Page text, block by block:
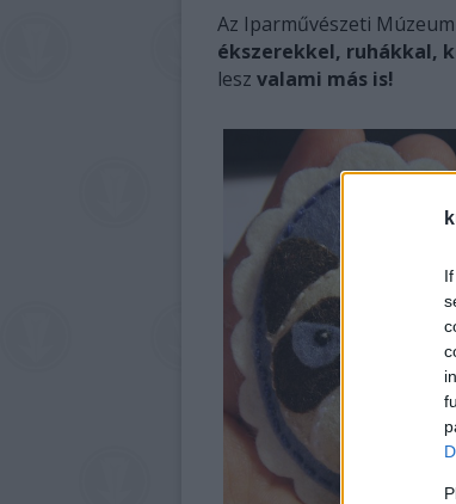
Az Iparművészeti
ékszerekkel, ruhákkal,
lesz valami más is!